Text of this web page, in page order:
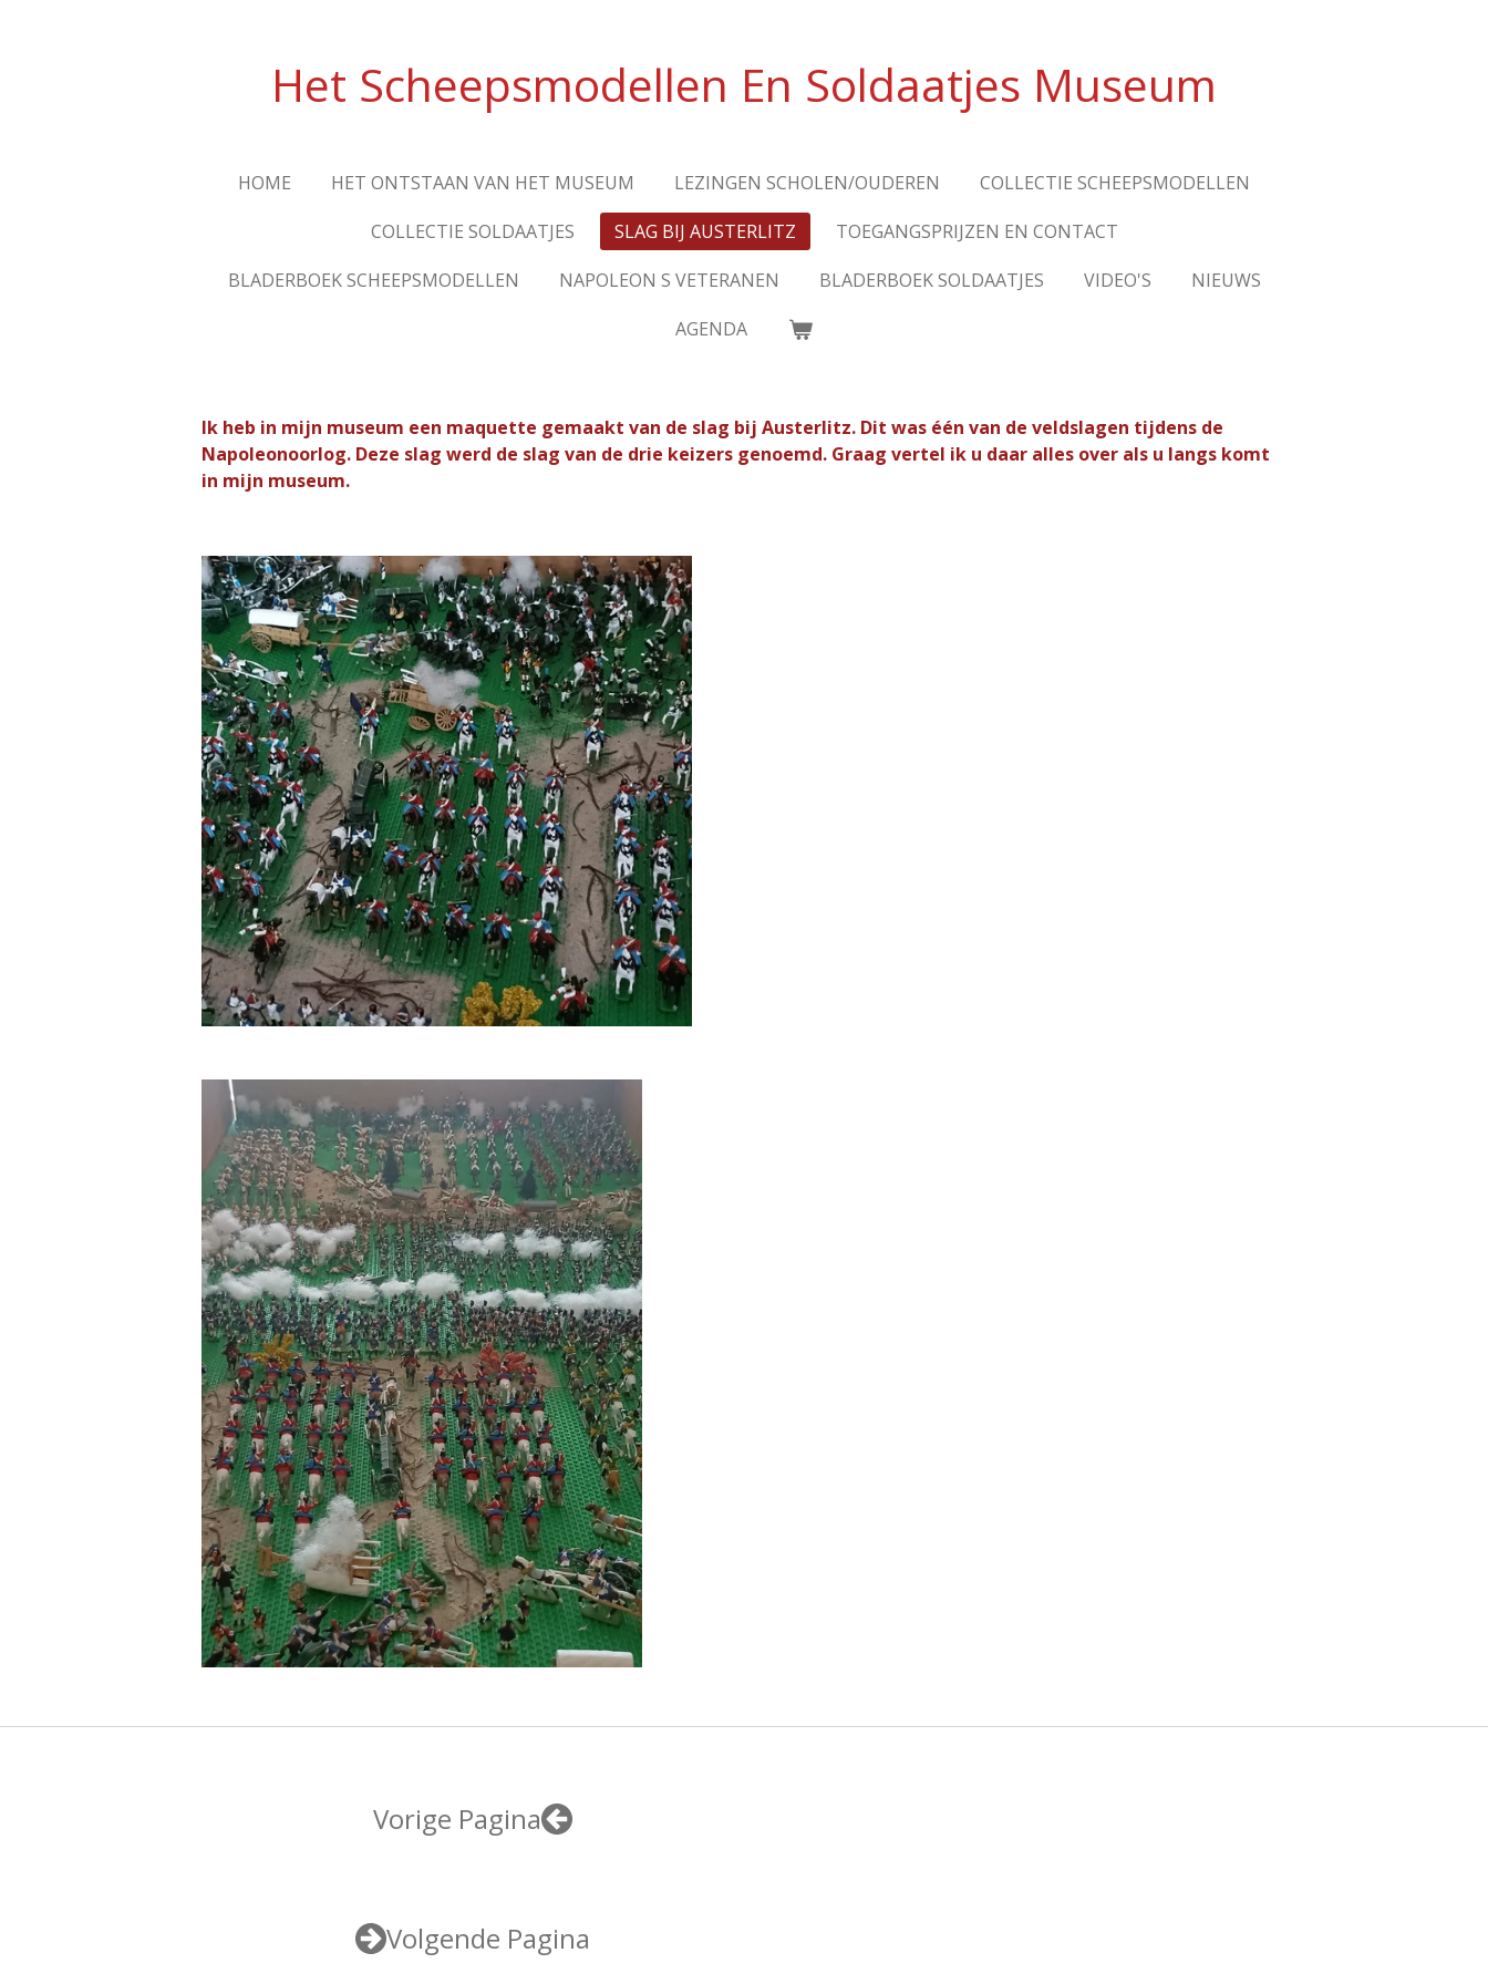
Het Scheepsmodellen En Soldaatjes Museum
HOME HET ONTSTAAN VAN HET MUSEUM LEZINGEN SCHOLEN/OUDEREN
COLLECTIE SCHEEPSMODELLEN
COLLECTIE SOLDAATJES
SLAG BIJ AUSTERLITZ
TOEGANGSPRIJZEN EN CONTACT
BLADERBOEK SCHEEPSMODELLEN
NAPOLEON S VETERANEN BLADERBOEK SOLDAATJES VIDEO'S
NIEUWS
AGENDA
Ik heb in mijn museum een maquette gemaakt van de slag bij Austerlitz. Dit was één van de veldslagen tijdens de
Napoleonoorlog. Deze slag werd de slag van de drie keizers genoemd. Graag vertel ik u daar alles over als u langs komt
in mijn museum.
Vorige Pagina
Volgende Pagina